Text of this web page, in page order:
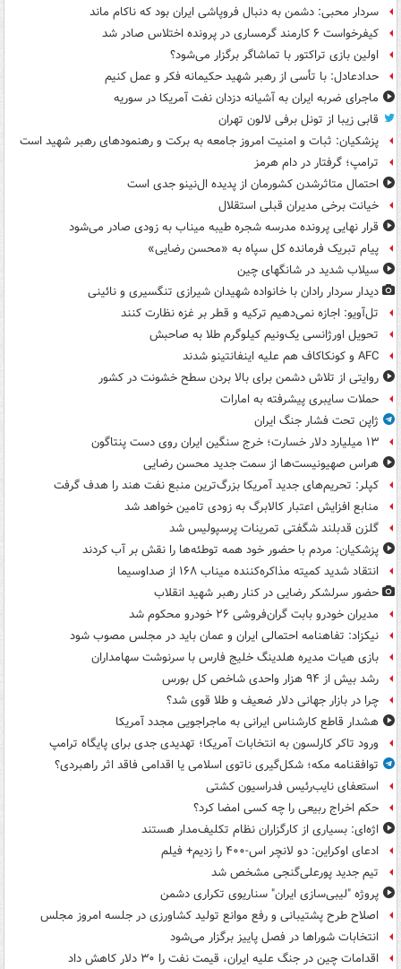
سردار محبی: دشمن به دنبال فروپاشی ایران بود که ناکام ماند
کیفرخواست ۶ کارمند گرمساری در پرونده اختلاس صادر شد
اولین بازی تراکتور با تماشاگر برگزار می‌شود؟
حدادعادل: با تأسی از رهبر شهید حکیمانه فکر و عمل کنیم
ماجرای ضربه ایران به آشیانه دزدان نفت آمریکا در سوریه
قابی زیبا از تونل برفی لالون تهران
پزشکیان: ثبات و امنیت امروز جامعه به برکت و رهنمودهای رهبر شهید است
ترامپ؛ گرفتار در دام هرمز
احتمال متاثرشدن کشورمان از پدیده ال‌نینو جدی است
خیانت برخی مدیران قبلی استقلال
قرار نهایی پرونده مدرسه شجره طیبه میناب به زودی صادر می‌شود
پیام تبریک فرمانده کل سپاه به «محسن رضایی»
سیلاب شدید در شانگهای چین
دیدار سردار رادان با خانواده‌ شهیدان شیرازی تنگسیری و نائینی
تل‌آویو: اجازه نمی‌دهیم ترکیه و قطر بر غزه نظارت کنند
تحویل اورژانسی یک‌ونیم کیلوگرم طلا به صاحبش
AFC و کونکاکاف هم علیه اینفانتینو شدند
روایتی از تلاش دشمن برای بالا بردن سطح خشونت در کشور
حملات سایبری پیشرفته به امارات
ژاپن تحت فشار جنگ ایران
۱۳ میلیارد دلار خسارت؛ خرج سنگین ایران روی دست پنتاگون
هراس صهیونیست‌ها از سمت جدید محسن رضایی
کپلر: تحریم‌های جدید آمریکا بزرگ‌ترین منبع نفت هند را هدف گرفت
منابع افزایش اعتبار کالابرگ به زودی تامین خواهد شد
گلزن قدبلند شگفتی تمرینات پرسپولیس شد
پزشکیان: مردم با حضور خود همه توطئه‌ها را نقش بر آب کردند
انتقاد شدید کمیته مذاکره‌کننده میناب ۱۶۸ از صداوسیما
حضور سرلشکر رضایی در کنار رهبر شهید انقلاب
مدیران خودرو بابت گران‌فروشی ۲۶ خودرو محکوم شد
نیکزاد: تفاهنامه احتمالی ایران و عمان باید در مجلس مصوب شود
بازی هیات مدیره هلدینگ خلیج فارس با سرنوشت سهامداران
رشد بیش از ۹۴ هزار واحدی شاخص کل بورس
چرا در بازار جهانی دلار ضعیف و طلا قوی شد؟
هشدار قاطع کارشناس ایرانی به ماجراجویی مجدد آمریکا
ورود تاکر کارلسون به انتخابات آمریکا؛ تهدیدی جدی برای پایگاه ترامپ
توافقنامه مکه؛ شکل‌گیری ناتوی اسلامی یا اقدامی فاقد اثر راهبردی؟
استعفای نایب‌رئیس فدراسیون کشتی
حکم اخراج ربیعی را چه کسی امضا کرد؟
اژه‌ای: بسیاری از کارگزاران نظام تکلیف‌مدار هستند
ادعای اوکراین: دو لانچر اس-۴۰۰ را زدیم+ فیلم
تیم جدید پورعلی‌گنجی مشخص شد
پروژه "لیبی‌سازی ایران" سناریوی تکراری دشمن
اصلاح طرح پشتیبانی و رفع موانع تولید کشاورزی در جلسه امروز مجلس
انتخابات شوراها در فصل پاییز برگزار می‌شود
اقدامات چین در جنگ علیه ایران، قیمت نفت را ۳۰ دلار کاهش داد